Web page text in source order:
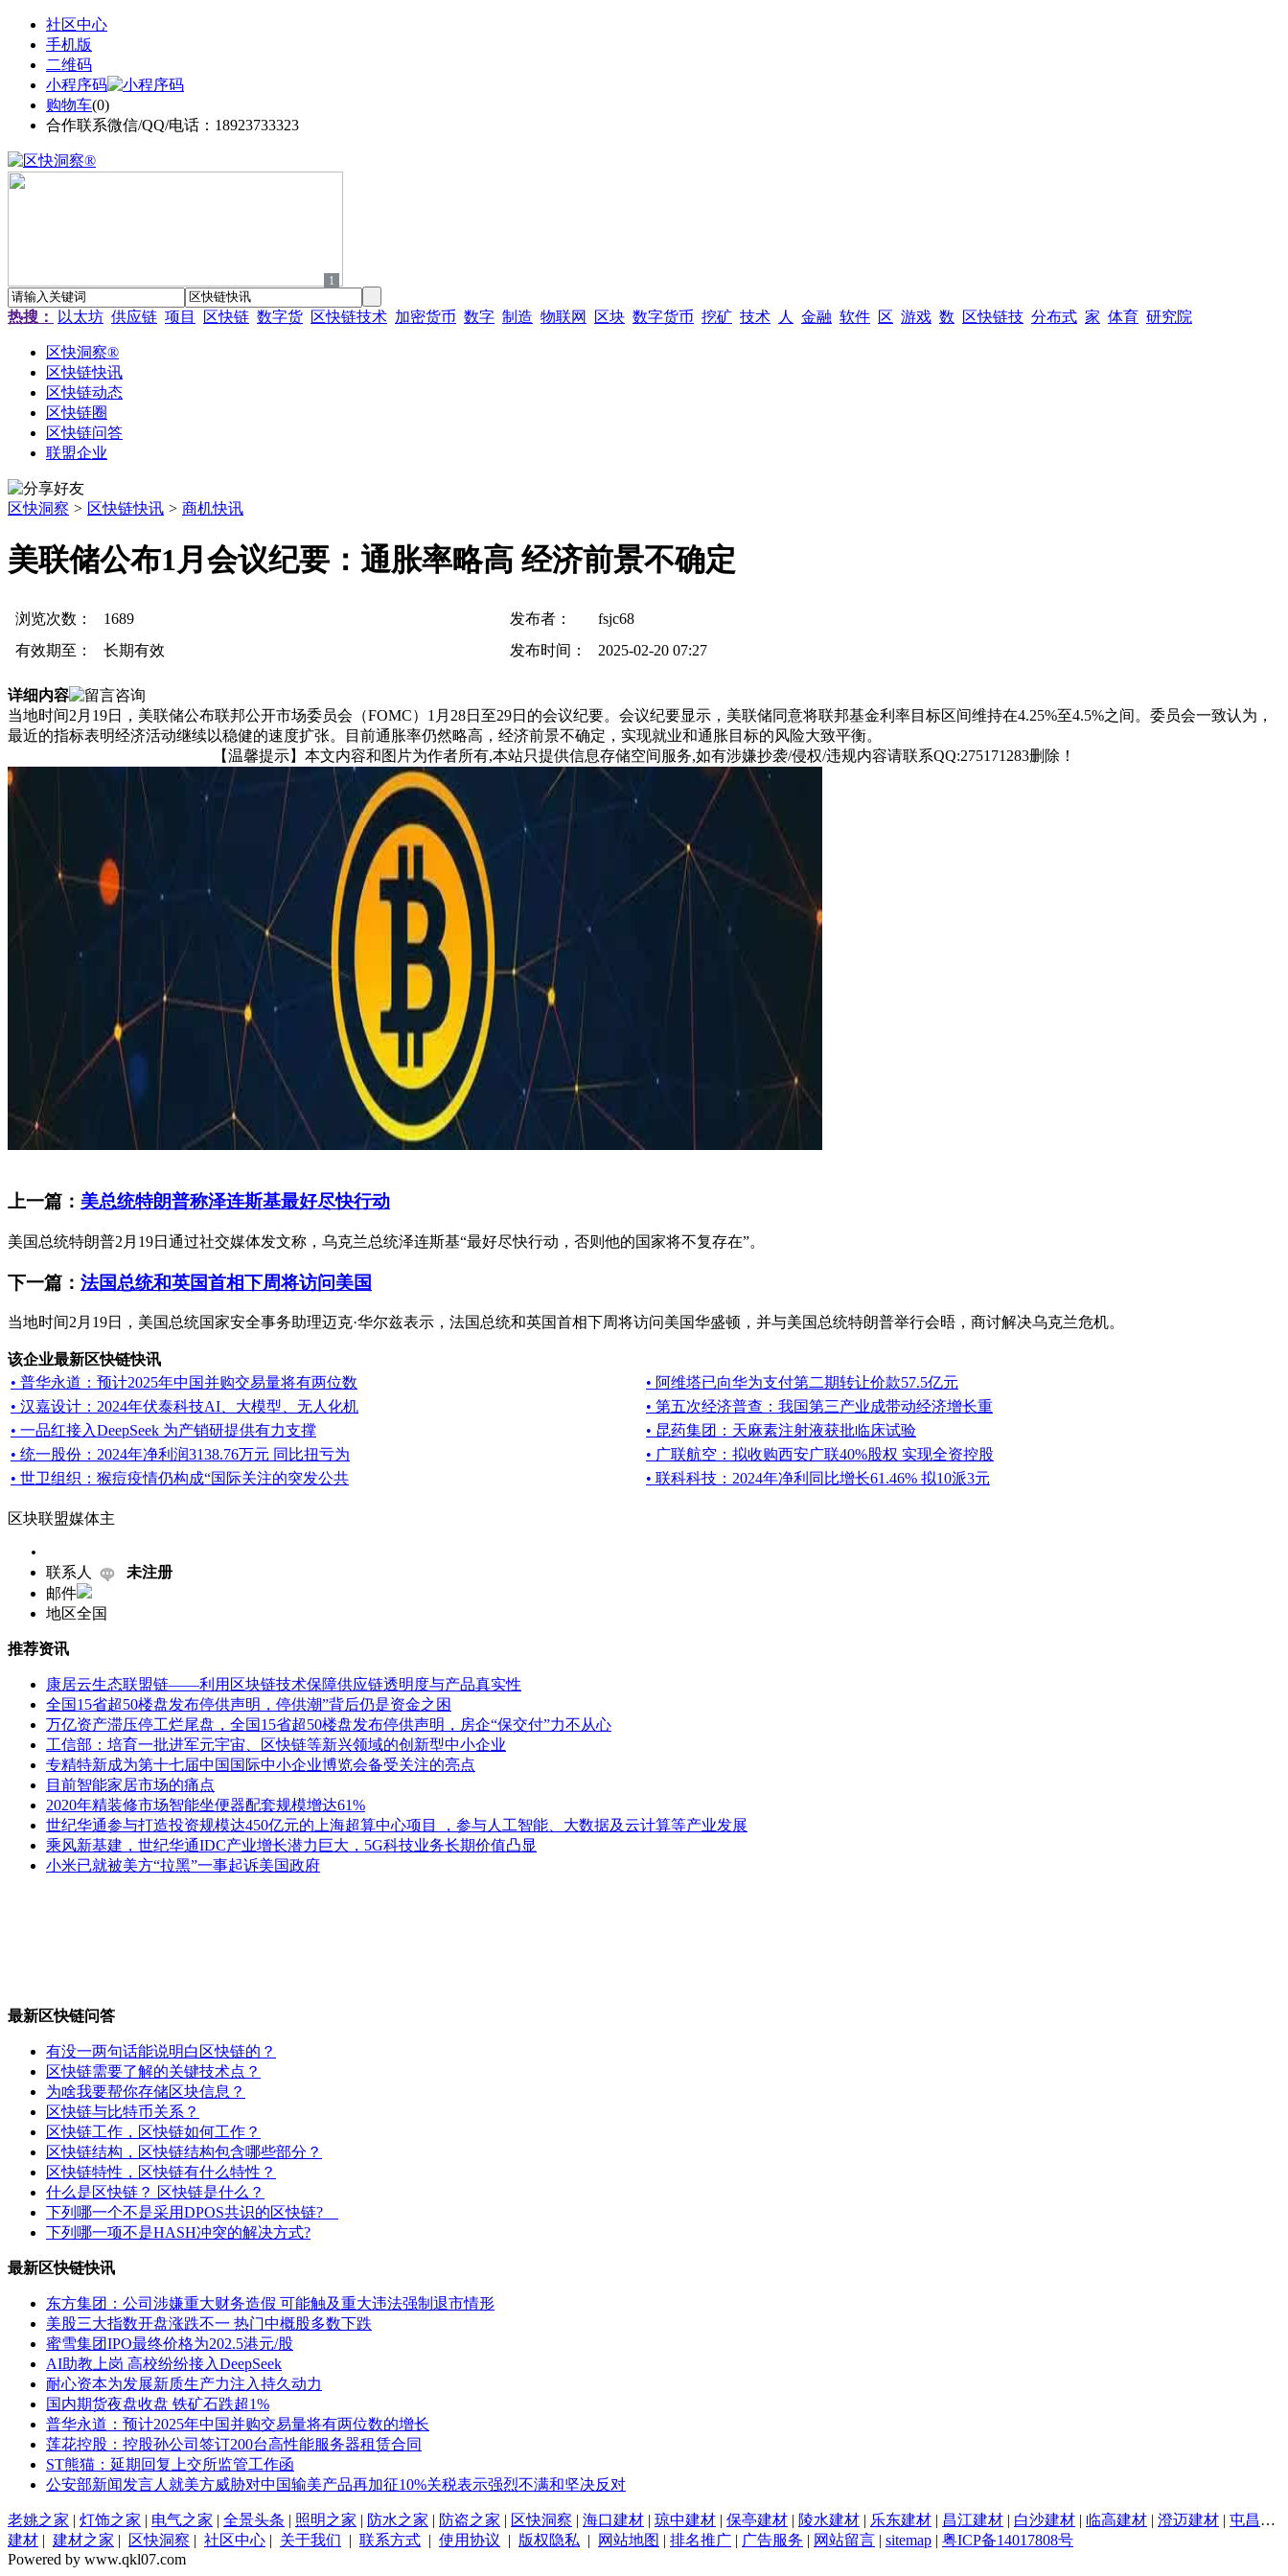
社区中心
手机版
二维码
小程序码
购物车(0)
合作联系微信/QQ/电话：18923733323
1
热搜： 以太坊 供应链 项目 区快链 数字货 区快链技术 加密货币 数字 制造 物联网 区块 数字货币 挖矿 技术 人 金融 软件 区 游戏 数 区快链技 分布式 家 体育 研究院
区快洞察®
区快链快讯
区快链动态
区快链圈
区快链问答
联盟企业
区快洞察 > 区快链快讯 > 商机快讯
美联储公布1月会议纪要：通胀率略高 经济前景不确定
浏览次数： 1689 发布者：
fsjc68
有效期至：
长期有效 发布时间： 2025-02-20 07:27
详细内容
当地时间2月19日，美联储公布联邦公开市场委员会（FOMC）1月28日至29日的会议纪要。会议纪要显示，美联储同意将联邦基金利率目标区间维持在4.25%至4.5%之间。委员会一致认为，
最近的指标表明经济活动继续以稳健的速度扩张。目前通胀率仍然略高，经济前景不确定，实现就业和通胀目标的风险大致平衡。
【温馨提示】本文内容和图片为作者所有,本站只提供信息存储空间服务,如有涉嫌抄袭/侵权/违规内容请联系QQ:275171283删除！
上一篇： 美总统特朗普称泽连斯基最好尽快行动
美国总统特朗普2月19日通过社交媒体发文称，乌克兰总统泽连斯基“最好尽快行动，否则他的国家将不复存在”。
下一篇： 法国总统和英国首相下周将访问美国
当地时间2月19日，美国总统国家安全事务助理迈克·华尔兹表示，法国总统和英国首相下周将访问美国华盛顿，并与美国总统特朗普举行会晤，商讨解决乌克兰危机。
该企业最新区快链快讯
• 普华永道：预计2025年中国并购交易量将有两位数
• 阿维塔已向华为支付第二期转让价款57.5亿元
• 汉嘉设计：2024年伏泰科技AI、大模型、无人化机
• 第五次经济普查：我国第三产业成带动经济增长重
• 一品红接入DeepSeek 为产销研提供有力支撑
• 昆药集团：天麻素注射液获批临床试验
• 统一股份：2024年净利润3138.76万元 同比扭亏为
• 广联航空：拟收购西安广联40%股权 实现全资控股
• 世卫组织：猴痘疫情仍构成“国际关注的突发公共
• 联科科技：2024年净利同比增长61.46% 拟10派3元
区块联盟媒体主
联系人
未注册
邮件
地区全国
推荐资讯
康居云生态联盟链——利用区块链技术保障供应链透明度与产品真实性
全国15省超50楼盘发布停供声明，停供潮”背后仍是资金之困
万亿资产滞压停工烂尾盘，全国15省超50楼盘发布停供声明，房企“保交付”力不从心
工信部：培育一批进军元宇宙、区快链等新兴领域的创新型中小企业
专精特新成为第十七届中国国际中小企业博览会备受关注的亮点
目前智能家居市场的痛点
2020年精装修市场智能坐便器配套规模增达61%
世纪华通参与打造投资规模达450亿元的上海超算中心项目 ，参与人工智能、大数据及云计算等产业发展
乘风新基建，世纪华通IDC产业增长潜力巨大，5G科技业务长期价值凸显
小米已就被美方“拉黑”一事起诉美国政府
最新区快链问答
有没一两句话能说明白区快链的？
区快链需要了解的关键技术点？
为啥我要帮你存储区块信息？
区快链与比特币关系？
区快链工作，区快链如何工作？
区快链结构，区快链结构包含哪些部分？
区快链特性，区快链有什么特性？
什么是区快链？ 区快链是什么？
下列哪一个不是采用DPOS共识的区快链?
下列哪一项不是HASH冲突的解决方式?
最新区快链快讯
东方集团：公司涉嫌重大财务造假 可能触及重大违法强制退市情形
美股三大指数开盘涨跌不一 热门中概股多数下跌
蜜雪集团IPO最终价格为202.5港元/股
AI助教上岗 高校纷纷接入DeepSeek
耐心资本为发展新质生产力注入持久动力
国内期货夜盘收盘 铁矿石跌超1%
普华永道：预计2025年中国并购交易量将有两位数的增长
莲花控股：控股孙公司签订200台高性能服务器租赁合同
ST熊猫：延期回复上交所监管工作函
公安部新闻发言人就美方威胁对中国输美产品再加征10%关税表示强烈不满和坚决反对
老姚之家 | 灯饰之家 | 电气之家 | 全景头条 | 照明之家 | 防水之家 | 防盗之家 | 区快洞察 | 海口建材 | 琼中建材 | 保亭建材 | 陵水建材 | 乐东建材 | 昌江建材 | 白沙建材 | 临高建材 | 澄迈建材 | 屯昌建材
建材 | 建材之家 | 区快洞察 | 社区中心 | 关于我们 | 联系方式 | 使用协议 | 版权隐私 | 网站地图 | 排名推广 | 广告服务 | 网站留言 | sitemap | 粤ICP备14017808号
Powered by www.qkl07.com